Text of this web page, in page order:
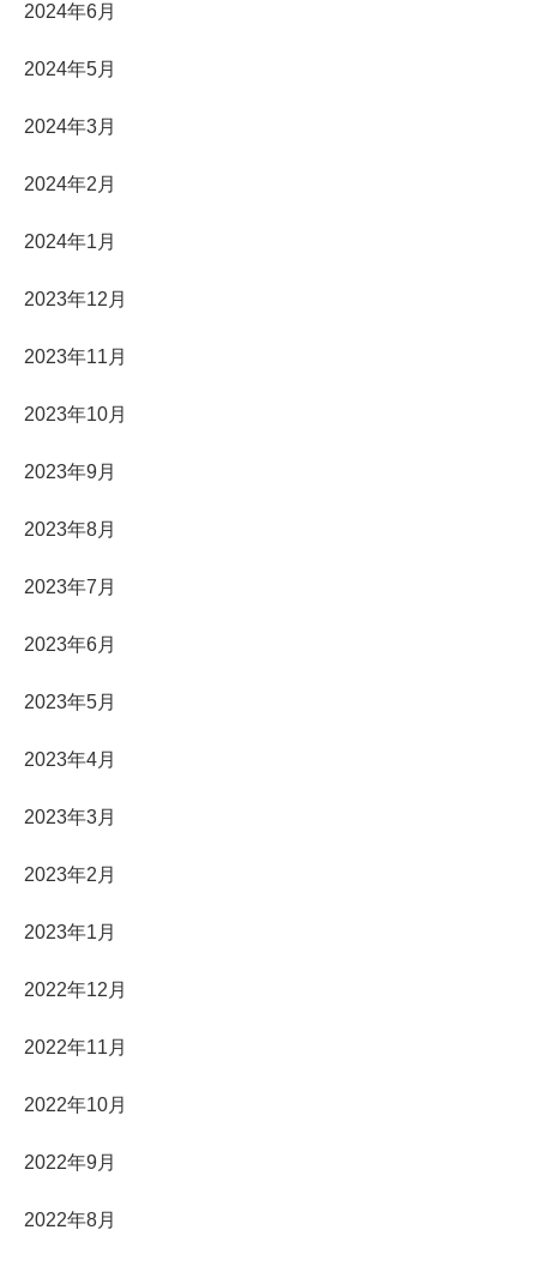
2024年6月
2024年5月
2024年3月
2024年2月
2024年1月
2023年12月
2023年11月
2023年10月
2023年9月
2023年8月
2023年7月
2023年6月
2023年5月
2023年4月
2023年3月
2023年2月
2023年1月
2022年12月
2022年11月
2022年10月
2022年9月
2022年8月